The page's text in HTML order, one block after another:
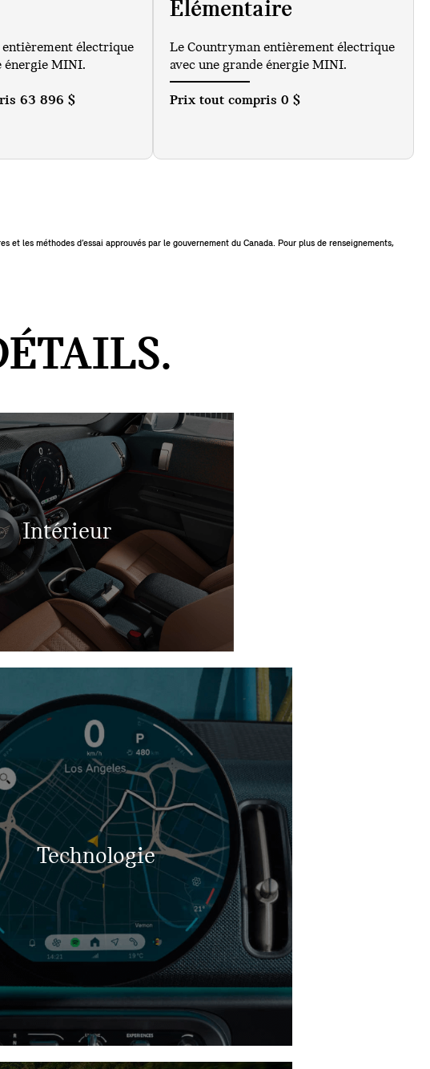
électrique
énergie MINI.
63 896 $
Élémentaire
Le Countryman entièrement électrique
avec une grande énergie MINI.
Prix tout compris 0 $
les méthodes d’essai approuvés par le gouvernement du Canada. Pour plus de renseignements,
Intérieur
Technologie